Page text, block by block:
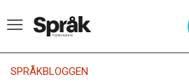
SPRÅKBLOGGEN